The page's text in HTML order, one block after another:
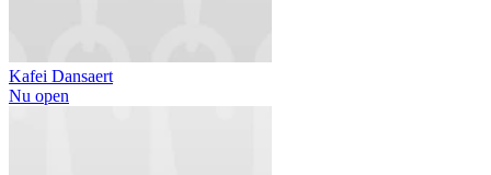
Kafei Dansaert
Nu open